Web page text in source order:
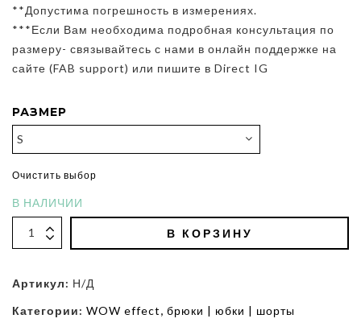
**Допустима погрешность в измерениях.
***Если Вам необходима подробная консультация по
размеру- связывайтесь с нами в онлайн поддержке на
сайте (FAB support) или пишите в Direct IG
РАЗМЕР
Очистить выбор
В НАЛИЧИИ
В КОРЗИНУ
Артикул: Н/Д
Категории: WOW effect, брюки | юбки | шорты